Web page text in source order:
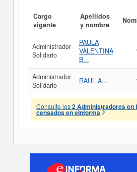
Cargo
vigente
Apellidos
y nombre
Administrador
Solidario
PAULA
VALENTINA
B...
Administrador
Solidario
RAUL A...
Consulte los2 Administradores en
censados en eInforma